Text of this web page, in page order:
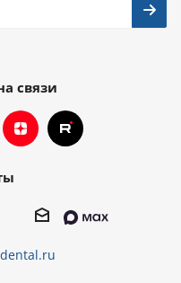
связи